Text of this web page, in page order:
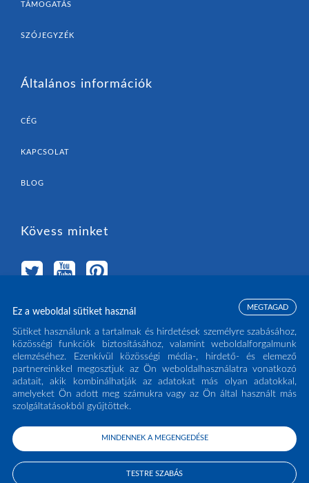
Ez a weboldal sütiket használ
Sütiket használunk a tartalmak és hirdetések személyre szabásához,
közösségi funkciók biztosításához, valamint weboldalforgalmunk
elemzéséhez. Ezenkívül közösségi média-, hirdető- és elemező
partnereinkkel megosztjuk az Ön weboldalhasználatra vonatkozó
adatait, akik kombinálhatják az adatokat más olyan adatokkal,
amelyeket Ön adott meg számukra vagy az Ön által használt más
szolgáltatásokból gyűjtöttek.
MEGTAGAD
TESTRE SZABÁS
MINDENNEK A MEGENGEDÉSE
TÁMOGATÁS
SZÓJEGYZÉK
Általános információk
CÉG
KAPCSOLAT
BLOG
Kövess minket
MAGYARORSZÁG
COPYRIGHT ECLISSE S.R.L. 2026 - ALL RIGHTS RESERVED - P.IVA: IT02141960266
PRIVACY POLICY